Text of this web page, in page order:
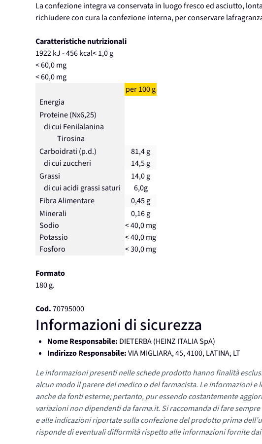
La confezione integra va conservata in luogo fresco ed asciutto,
richiudere con cura la confezione interna, per conservare
Caratteristiche nutrizionali
1922 kJ - 456 kcal< 1,0 g
< 60,0 mg
< 60,0 mg
per 100 g
Energia
Proteine (Nx6,25)
di cui Fenilalanina
Tirosina
Carboidrati (p.d.)
di cui zuccheri
81,4 g
14,5 g
Grassi
di cui acidi grassi saturi
14,0 g
6,0g
Fibra Alimentare
0,45 g
Minerali
Sodio
Potassio
Fosforo
0,16 g
< 40,0 mg
< 40,0 mg
< 30,0 mg
Formato
180 g.
Cod.70795000
Informazioni di sicurezza
Nome Responsabile: DIETERBA (HEINZ ITALIA SpA)
Indirizzo Responsabile:VIA MIGLIARA, 45, 4100, LATINA, LT
Le informazioni presenti nelle schede prodotto hanno finalità
alcun modo il parere del medico o del farmacista. Le informazioni
anche da fonti esterne; pertanto, pur essendo costantemente
variazioni non dipendenti da farma.it. Si raccomanda di fare
e alle indicazioni riportate sulla confezione del prodotto prima
risponde di eventuali difformità rispetto alle informazioni fornite